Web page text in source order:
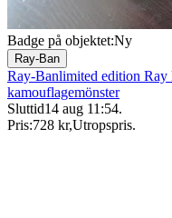
Badge på objektet:Ny
Ray-Ban
Ray-Banlimited edition Ray
kamouflagemönster
Sluttid14 aug 11:54.
Pris:728 kr,Utropspris.